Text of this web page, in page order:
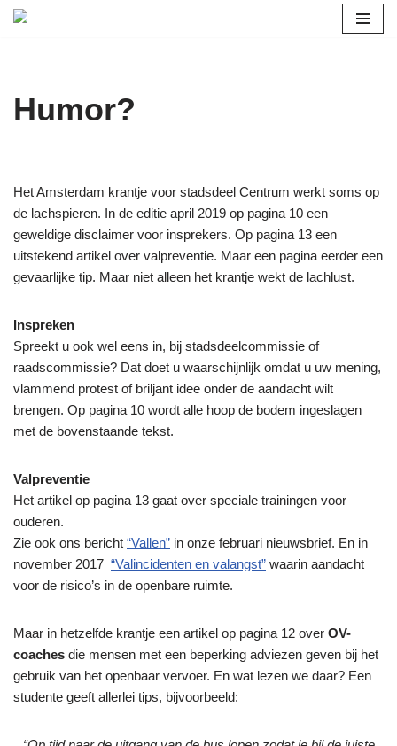
inhoud
Humor?
Het Amsterdam krantje voor stadsdeel Centrum werkt soms op
de lachspieren. In de editie april 2019 op pagina 10 een
geweldige disclaimer voor insprekers. Op pagina 13 een
uitstekend artikel over valpreventie. Maar een pagina eerder een
gevaarlijke tip. Maar niet alleen het krantje wekt de lachlust.
Inspreken
Spreekt u ook wel eens in, bij stadsdeelcommissie of
raadscommissie? Dat doet u waarschijnlijk omdat u uw mening,
vlammend protest of briljant idee onder de aandacht wilt
brengen. Op pagina 10 wordt alle hoop de bodem ingeslagen
met de bovenstaande tekst.
Valpreventie
Het artikel op pagina 13 gaat over speciale trainingen voor
ouderen.
Zie ook ons bericht “Vallen” in onze februari nieuwsbrief. En in
november 2017 “Valincidenten en valangst” waarin aandacht
voor de risico’s in de openbare ruimte.
Maar in hetzelfde krantje een artikel op pagina 12 over OV-
coaches die mensen met een beperking adviezen geven bij het
gebruik van het openbaar vervoer. En wat lezen we daar? Een
studente geeft allerlei tips, bijvoorbeeld: